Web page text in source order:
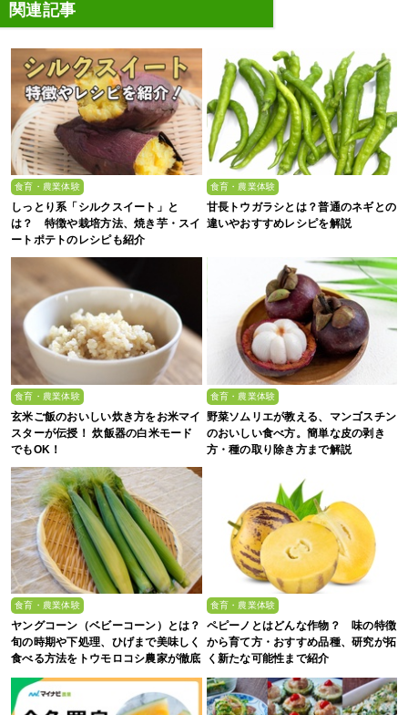
関連記事
食育・農業体験
しっとり系「シルクスイート」と
は？ 特徴や栽培方法、焼き芋・スイ
ートポテトのレシピも紹介
食育・農業体験
甘長トウガラシとは？普通のネギとの
違いやおすすめレシピを解説
食育・農業体験
玄米ご飯のおいしい炊き方をお米マイ
スターが伝授！ 炊飯器の白米モード
でもOK！
食育・農業体験
野菜ソムリエが教える、マンゴスチン
のおいしい食べ方。簡単な皮の剥き
方・種の取り除き方まで解説
食育・農業体験
ヤングコーン（ベビーコーン）とは？
旬の時期や下処理、ひげまで美味しく
食べる方法をトウモロコシ農家が徹底
解説！
食育・農業体験
ペピーノとはどんな作物？ 味の特徴
から育て方・おすすめ品種、研究が拓
く新たな可能性まで紹介